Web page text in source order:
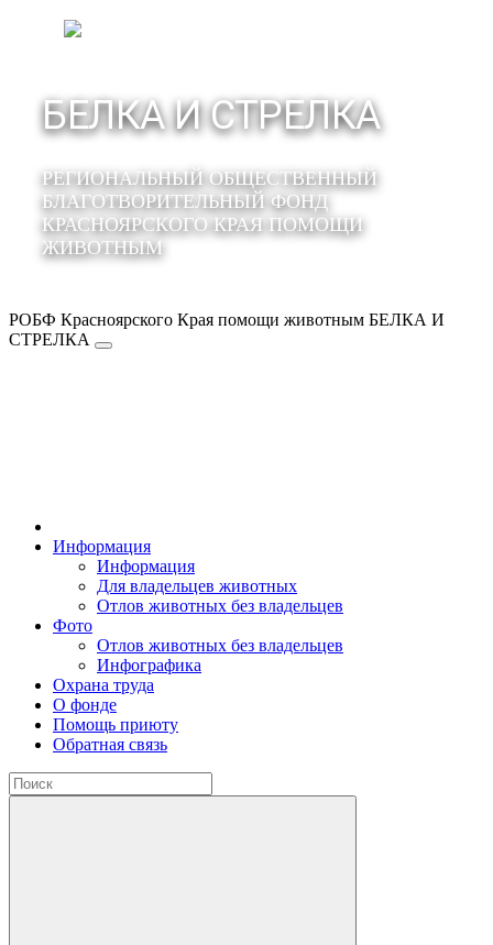
БЕЛКА И СТРЕЛКА
РЕГИОНАЛЬНЫЙ ОБЩЕСТВЕННЫЙ
БЛАГОТВОРИТЕЛЬНЫЙ ФОНД
КРАСНОЯРСКОГО КРАЯ ПОМОЩИ
ЖИВОТНЫМ
РОБФ Красноярского Края помощи животным БЕЛКА И
СТРЕЛКА
Информация
Информация
Для владельцев животных
Отлов животных без владельцев
Фото
Отлов животных без владельцев
Инфографика
Охрана труда
О фонде
Помощь приюту
Обратная связь